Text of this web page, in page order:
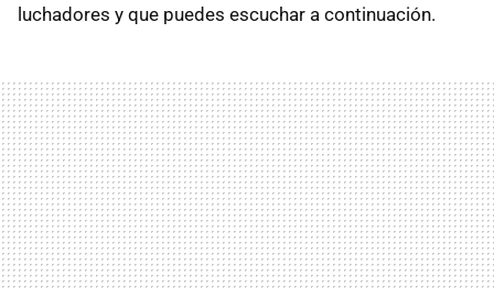
luchadores y que puedes escuchar a continuación.